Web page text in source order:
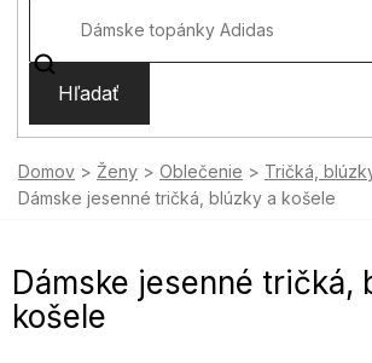
Hľadať
Domov Ženy Oblečenie
Tričká,
Dámske jesenné tričká, blúzky a košele
Dámske jesenné tričká,
košele